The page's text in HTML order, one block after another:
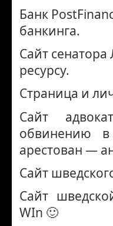
Банк
банкинга.
Сайт
ресурсу.
Страница и
Сайт
обвинению в
арестован —
Сайт
Сайт
WIn 🙂